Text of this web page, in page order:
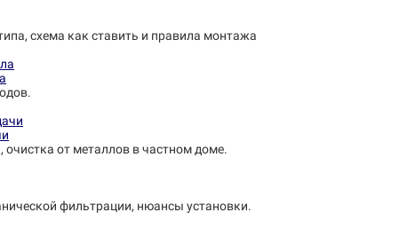
схема как ставить и правила монтажа
от металлов в частном доме.
фильтрации, нюансы установки.